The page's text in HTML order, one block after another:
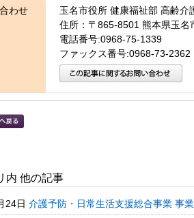
わせ
玉名市役所 健康福祉部 高齢介
住所：〒865-8501 熊本県玉名
電話番号:0968-75-1339
ファックス番号:0968-73-2362
内 他の記事
24日 介護予防・日常生活支援総合事業 事